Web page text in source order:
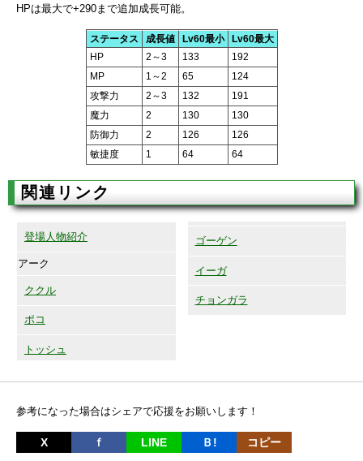
HPは最大で+290まで追加成長可能。
ステータス 成長値 Lv60最小
Lv60最大
HP
2～3 133
192
MP
1～2 65
124
攻撃力
2～3 132
191
魔力
2 130
130
防御力
2 126
126
敏捷度
1 64 64
関連リンク
登場人物紹介
アーク
ククル
ポコ
トッシュ
ゴーゲン
イーガ
チョンガラ
参考になった場合はシェアで応援をお願いします！
X ｆ LINE Ｂ! コピー